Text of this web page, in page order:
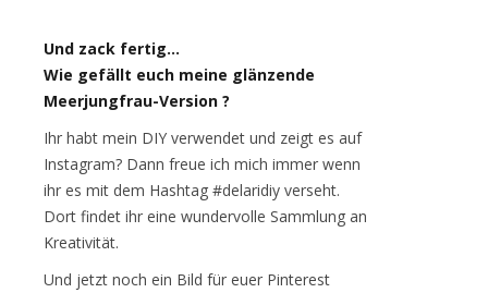
Und zack fertig…
Wie gefällt euch meine glänzende
Meerjungfrau-Version ?
Ihr habt mein DIY verwendet und zeigt es auf
Instagram? Dann freue ich mich immer wenn
ihr es mit dem Hashtag #delaridiy verseht.
Dort findet ihr eine wundervolle Sammlung an
Kreativität.
Und jetzt noch ein Bild für euer Pinterest